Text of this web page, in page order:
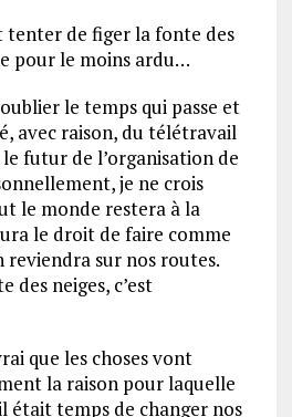
de figer la fonte des
pour le moins ardu…
le temps qui passe et
avec raison, du télétravail
futur de l’organisation de
je ne crois
le monde restera à la
le droit de faire comme
reviendra sur nos routes.
des neiges, c’est
que les choses vont
la raison pour laquelle
était temps de changer nos